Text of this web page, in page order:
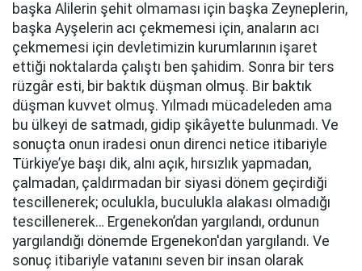
başka Alilerin şehit olmaması için başka Zeyneplerin,
başka Ayşelerin acı çekmemesi için, anaların acı
çekmemesi için devletimizin kurumlarının işaret
ettiği noktalarda çalıştı ben şahidim. Sonra bir ters
rüzgâr esti, bir baktık düşman olmuş. Bir baktık
düşman kuvvet olmuş. Yılmadı mücadeleden ama
bu ülkeyi de satmadı, gidip şikâyette bulunmadı. Ve
sonuçta onun iradesi onun direnci netice itibariyle
Türkiye’ye başı dik, alnı açık, hırsızlık yapmadan,
çalmadan, çaldırmadan bir siyasi dönem geçirdiği
tescillenerek; oculukla, buculukla alakası olmadığı
tescillenerek… Ergenekon’dan yargılandı, ordunun
yargılandığı dönemde Ergenekon'dan yargılandı. Ve
sonuç itibariyle vatanını seven bir insan olarak